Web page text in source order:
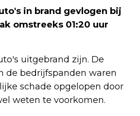
in brand gevlogen bij
omstreeks 01:20 uur
uitgebrand zijn. De
de bedrijfspanden waren
schade opgelopen door
weten te voorkomen.